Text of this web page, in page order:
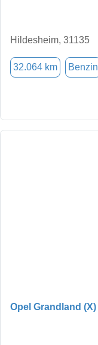
Hildesheim, 31135
32.064 km Benzin
Opel Grandland (X)